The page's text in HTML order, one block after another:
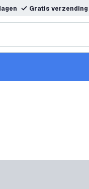
Gratis verzending